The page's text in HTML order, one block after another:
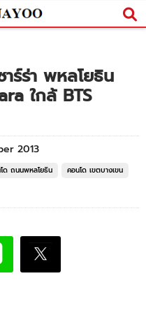
ร์ร่า พหลโยธิน
ใกล้ BTS
2013
ด ถนนพหลโยธิน
คอนโด เขตบางเขน